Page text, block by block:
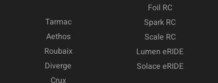
Tarmac
Aethos
Roubaix
Diverge
Crux
Foil RC
Spark RC
Scale RC
Lumen eRIDE
Solace eRIDE